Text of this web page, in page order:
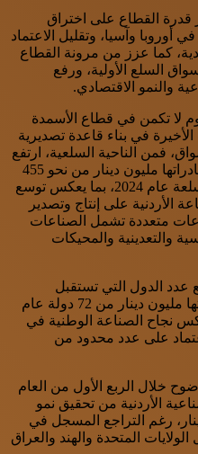
قدرة القطاع على اختراق
أوروبا وآسيا، وتقليل الاعتماد
كما عزز من مرونة القطاع
السلع الأولية، ورفع
والنمو الاقتصادي.
لا تكمن في قطاع الأسمدة
في بناء قاعدة تصديرية
فمن الناحية السلعية، ارتفع
عدد السلع الصناعية التي تتجاوز صادراتها مليون دينار من نحو 455
سلعة عام 2019 إلى أكثر من 754 سلعة عام 2024، بما يعكس توسع
الأردنية على إنتاج وتصدير
متعددة تشمل الصناعات
والتعدينية والمحيكات
عدد الدول التي تستقبل
صادرات صناعية أردنية تتجاوز قيمتها مليون دينار من 72 دولة عام
دولة عام 2024، ما يعكس نجاح الصناعة الوطنية في
على عدد محدود من
خلال الربع الأول من العام
الأردنية من تحقيق نمو
دينار، رغم التراجع المسجل في
المتحدة والهند والعراق